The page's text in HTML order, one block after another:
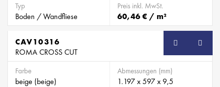
Typ
Boden / Wandfliese
Preis inkl. MwSt.
60,46 € / m²
CAV10316
ROMA CROSS CUT
Farbe
beige (beige)
Abmessungen (mm)
1.197 x 597 x 9,5